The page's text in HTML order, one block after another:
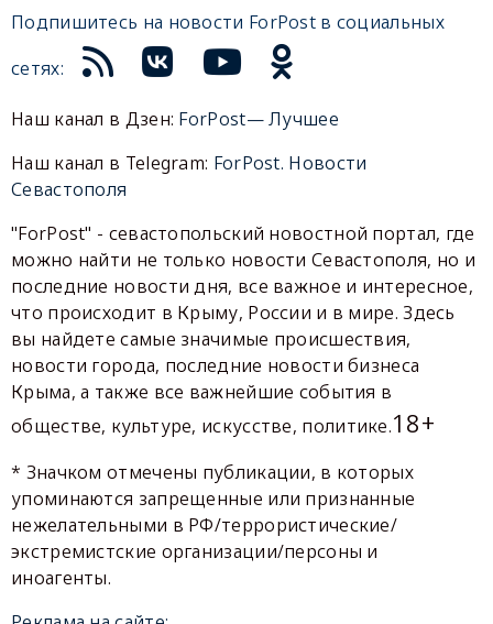
Подпишитесь на новости ForPost в социальных
сетях:
Наш канал в Дзен: ForPost— Лучшее
Наш канал в Telegram: ForPost. Новости
Севастополя
"ForPost" - севастопольский новостной портал, где
можно найти не только новости Севастополя, но и
последние новости дня, все важное и интересное,
что происходит в Крыму, России и в мире. Здесь
вы найдете самые значимые происшествия,
новости города, последние новости бизнеса
Крыма, а также все важнейшие события в
обществе, культуре, искусстве, политике.18+
* Значком отмечены публикации, в которых
упоминаются запрещенные или признанные
нежелательными в РФ/террористические/
экстремистские организации/персоны и
иноагенты.